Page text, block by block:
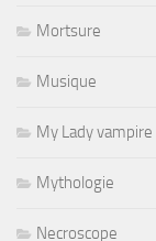
Mortsure
Musique
My Lady vampire
Mythologie
Necroscope